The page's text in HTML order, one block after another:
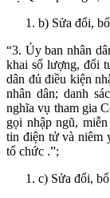
b) Sửa đổi,
“3. Ủy ban nhân
khai số lượng, đối
dân đủ điều kiện
nhân dân; danh
nghĩa vụ tham gia
gọi nhập ngũ,
tin điện tử và niêm
tổ chức .”;
c) Sửa đổi,